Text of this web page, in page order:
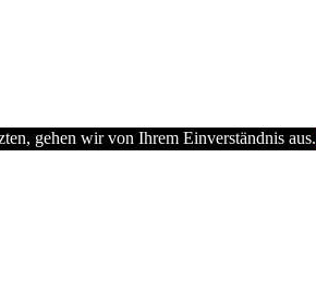
gehen wir von Ihrem Einverständnis aus.